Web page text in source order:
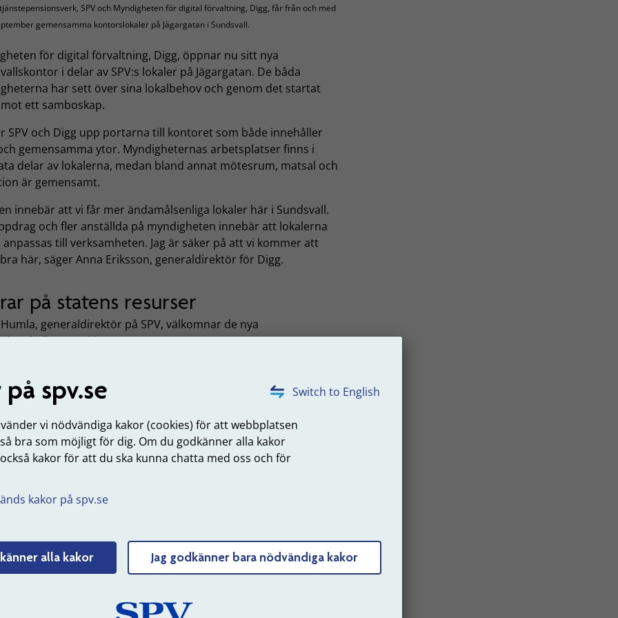
Switch to English
spv.se
vi nödvändiga kakor (cookies) för att webbplatsen
bra som möjligt för dig. Om du godkänner alla kakor
kakor för att du ska kunna chatta med oss och för
kakor på spv.se
alla kakor Jag godkänner bara nödvändiga kakor
SPV och Myndigheten för digital förvaltning, Digg, får från och med
gemensamma kontorslokaler på Jägargatan i Sundsvall.
för digital förvaltning, Digg, öppnar nu sitt nya
i delar av SPV:s lokaler på Jägargatan. De båda
har sett över sina lokalbehov och genom det startat
ett samboskap.
SPV och Digg upp portarna till kontoret som både innehåller
gemensamma ytor. Myndigheternas arbetsplatser finns i
delar av lokalerna, medan bland annat mötesrum, matsal och
är gemensamt.
innebär att vi får mer ändamålsenliga lokaler här i Sundsvall.
och fler anställda på myndigheten innebär att lokalerna
anpassas till verksamheten. Jag är säker på att vi kommer att
här, säger Anna Eriksson, generaldirektör för Digg.
på statens resurser
generaldirektör på SPV, välkomnar de nya
i huset.
kan få tillgång till varandras kompetenser och lära av
när vi nu finns under samma tak, säger hon.
av det nya kontoret sker den 9 september klockan 14.00.
Erik Slottner kommer att delta och uppmärksamma
lokalsamverkan.
till invigningen
den 9 september klockan 10.00 så att vi kan hjälpa dig med